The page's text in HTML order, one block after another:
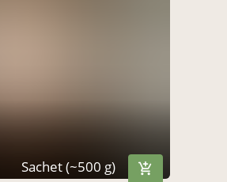
Sachet (~500 g)